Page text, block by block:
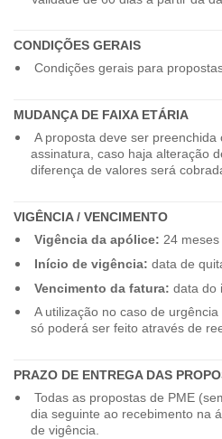
CONDIÇÕES GERAIS
Condições gerais para
MUDANÇA DE FAIXA ETÁRIA
A proposta deve ser
assinatura, caso haja alteração
diferença de valores será
VIGÊNCIA / VENCIMENTO
Vigência da apólice: 24 meses
Início de vigência: data de
Vencimento da fatura: data do
A utilização no caso de
só poderá ser feito através de
PRAZO DE ENTREGA DAS
Todas as propostas de PME
dia seguinte ao recebimento na
de vigência.